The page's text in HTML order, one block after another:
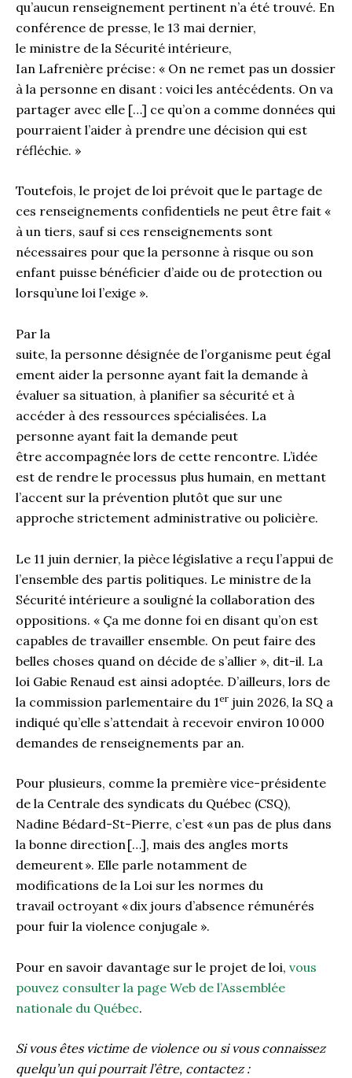
qu’aucun renseignement pertinent n’a été trouvé. En
conférence de presse, le 13 mai dernier,
le ministre de la Sécurité intérieure,
Ian Lafrenière précise : « On ne remet pas un dossier
à la personne en disant : voici les antécédents. On va
partager avec elle […] ce qu’on a comme données qui
pourraient l’aider à prendre une décision qui est
réfléchie. »
Toutefois, le projet de loi prévoit que le partage de
ces renseignements confidentiels ne peut être fait «
à un tiers, sauf si ces renseignements sont
nécessaires pour que la personne à risque ou son
enfant puisse bénéficier d’aide ou de protection ou
lorsqu’une loi l’exige ».
Par la
suite, la personne désignée de l’organisme peut égal
ement aider la personne ayant fait la demande à
évaluer sa situation, à planifier sa sécurité et à
accéder à des ressources spécialisées. La
personne ayant fait la demande peut
être accompagnée lors de cette rencontre. L’idée
est de rendre le processus plus humain, en mettant
l’accent sur la prévention plutôt que sur une
approche strictement administrative ou policière.
Le 11 juin dernier, la pièce législative a reçu l’appui de
l’ensemble des partis politiques. Le ministre de la
Sécurité intérieure a souligné la collaboration des
oppositions. « Ça me donne foi en disant qu’on est
capables de travailler ensemble. On peut faire des
belles choses quand on décide de s’allier », dit-il. La
loi Gabie Renaud est ainsi adoptée. D’ailleurs, lors de
la commission parlementaire du 1er juin 2026, la SQ a
indiqué qu’elle s’attendait à recevoir environ 10 000
demandes de renseignements par an.
Pour plusieurs, comme la première vice-présidente
de la Centrale des syndicats du Québec (CSQ),
Nadine Bédard-St-Pierre, c’est « un pas de plus dans
la bonne direction […], mais des angles morts
demeurent ». Elle parle notamment de
modifications de la Loi sur les normes du
travail octroyant « dix jours d’absence rémunérés
pour fuir la violence conjugale ».
Pour en savoir davantage sur le projet de loi, vous
pouvez consulter la page Web de l’Assemblée
nationale du Québec.
Si vous êtes victime de violence ou si vous connaissez
quelqu’un qui pourrait l’être, contactez :